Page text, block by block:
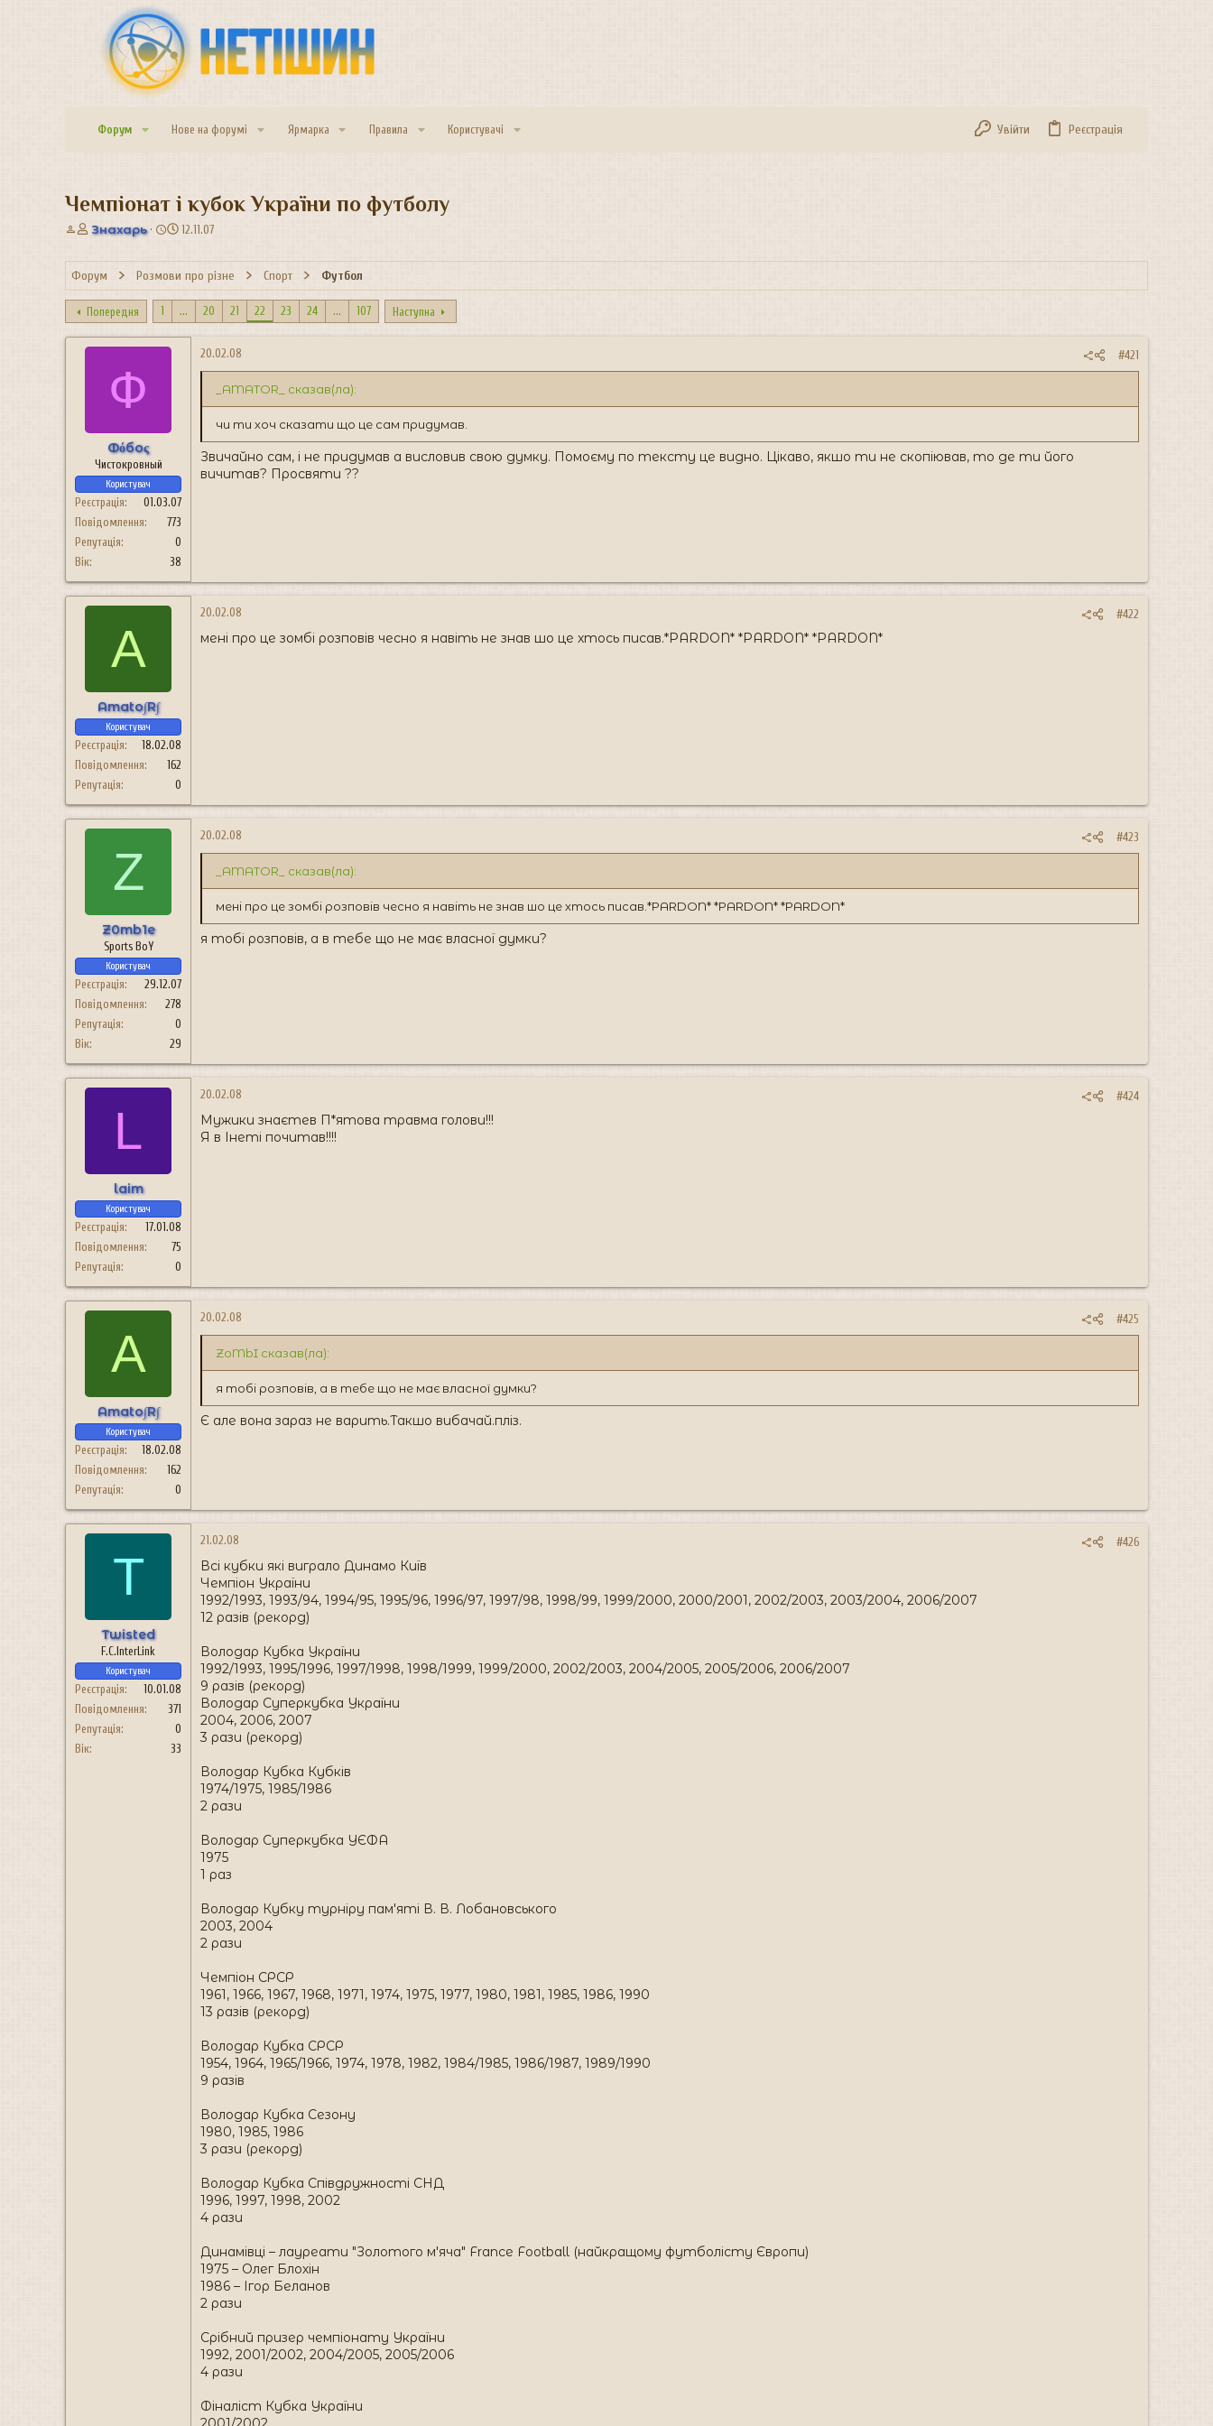
Форум Нове на форумі Ярмарка Правила Користувачі Увійти Реєстрація
Чемпіонат і кубок України по футболу
А
т
о
р
т
е
м
Знахарь
Д
т
а
с
в
о
12.11.07
Форум Розмови про різне Спорт Футбол
Попередня 1 ... 20 21 22 23 24 ... 107 Наступна
Ф
Фόбоς
Чистокровный
Користувач
Реєстрація
01.03.07
Повідомлення
773
Репутація
0
Вік
38
20.02.08 #421
_AMATOR_ сказав(ла):
чи ти хоч сказати що це сам придумав.
Звичайно сам, і не придумав а висловив свою думку. Помоєму по тексту це видно. Цікаво, якшо ти не скопіював, то де ти його
вичитав? Просвяти ??
A
Amato∫R∫
Користувач
Реєстрація
18.02.08
Повідомлення
162
Репутація
0
20.02.08 #422
мені про це зомбі розповів чесно я навіть не знав шо це хтось писав.*PARDON* *PARDON* *PARDON*
Z
Z0mb1e
Sports BoY
Користувач
Реєстрація
29.12.07
Повідомлення
278
Репутація
0
Вік
29
20.02.08 #423
_AMATOR_ сказав(ла):
мені про це зомбі розповів чесно я навіть не знав шо це хтось писав.*PARDON* *PARDON* *PARDON*
я тобі розповів, а в тебе що не має власної думки?
L
laim
Користувач
Реєстрація
17.01.08
Повідомлення
75
Репутація
0
20.02.08 #424
Мужики знаєтев П*ятова травма голови!!!
Я в Інеті почитав!!!!
A
Amato∫R∫
Користувач
Реєстрація
18.02.08
Повідомлення
162
Репутація
0
20.02.08 #425
ZoMbI сказав(ла):
я тобі розповів, а в тебе що не має власної думки?
Є але вона зараз не варить.Такшо вибачай.пліз.
T
Twisted
F.C.InterLink
Користувач
Реєстрація
10.01.08
Повідомлення
371
Репутація
0
Вік
33
21.02.08 #426
Всі кубки які виграло Динамо Київ
Чемпіон України
1992/1993, 1993/94, 1994/95, 1995/96, 1996/97, 1997/98, 1998/99, 1999/2000, 2000/2001, 2002/2003, 2003/2004, 2006/2007
12 разів (рекорд)
Володар Кубка України
1992/1993, 1995/1996, 1997/1998, 1998/1999, 1999/2000, 2002/2003, 2004/2005, 2005/2006, 2006/2007
9 разів (рекорд)
Володар Суперкубка України
2004, 2006, 2007
3 рази (рекорд)
Володар Кубка Кубків
1974/1975, 1985/1986
2 рази
Володар Суперкубка УЄФА
1975
1 раз
Володар Кубку турніру пам'яті В. В. Лобановського
2003, 2004
2 рази
Чемпіон СРСР
1961, 1966, 1967, 1968, 1971, 1974, 1975, 1977, 1980, 1981, 1985, 1986, 1990
13 разів (рекорд)
Володар Кубка СРСР
1954, 1964, 1965/1966, 1974, 1978, 1982, 1984/1985, 1986/1987, 1989/1990
9 разів
Володар Кубка Сезону
1980, 1985, 1986
3 рази (рекорд)
Володар Кубка Співдружності СНД
1996, 1997, 1998, 2002
4 рази
Динамівці – лауреати "Золотого м'яча" France Football (найкращому футболісту Європи)
1975 – Олег Блохін
1986 – Ігор Беланов
2 рази
Срібний призер чемпіонату України
1992, 2001/2002, 2004/2005, 2005/2006
4 рази
Фіналіст Кубка України